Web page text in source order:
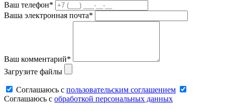
Ваш телефон*
Ваша электронная почта*
Ваш комментарий*
Загрузите файлы
Соглашаюсь c пользовательским соглашением
Соглашаюсь c обработкой персональных данных